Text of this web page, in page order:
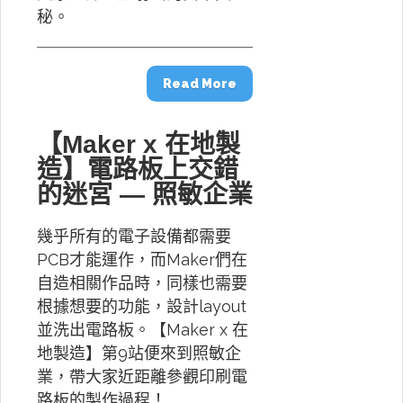
秘。
Read More
【Maker x 在地製
造】電路板上交錯
的迷宮 — 照敏企業
幾乎所有的電子設備都需要
PCB才能運作，而Maker們在
自造相關作品時，同樣也需要
根據想要的功能，設計layout
並洗出電路板。【Maker x 在
地製造】第9站便來到照敏企
業，帶大家近距離參觀印刷電